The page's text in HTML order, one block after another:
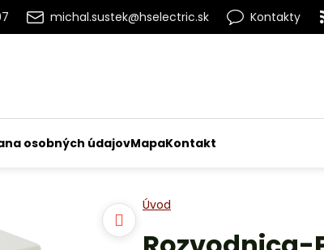
michal.sustek@hselectric.sk Kontakty
osobných údajovMapaKontakt
Úvod